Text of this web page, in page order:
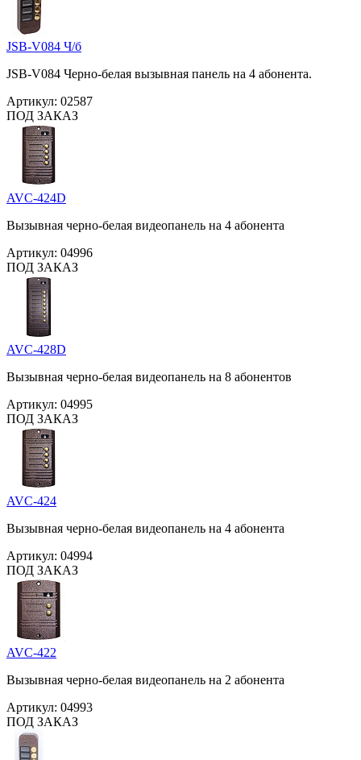
JSB-V084 Ч/б
JSB-V084 Черно-белая вызывная панель на 4 абонента.
Артикул: 02587
ПОД ЗАКАЗ
AVC-424D
Вызывная черно-белая видеопанель на 4 абонента
Артикул: 04996
ПОД ЗАКАЗ
AVC-428D
Вызывная черно-белая видеопанель на 8 абонентов
Артикул: 04995
ПОД ЗАКАЗ
AVC-424
Вызывная черно-белая видеопанель на 4 абонента
Артикул: 04994
ПОД ЗАКАЗ
AVC-422
Вызывная черно-белая видеопанель на 2 абонента
Артикул: 04993
ПОД ЗАКАЗ